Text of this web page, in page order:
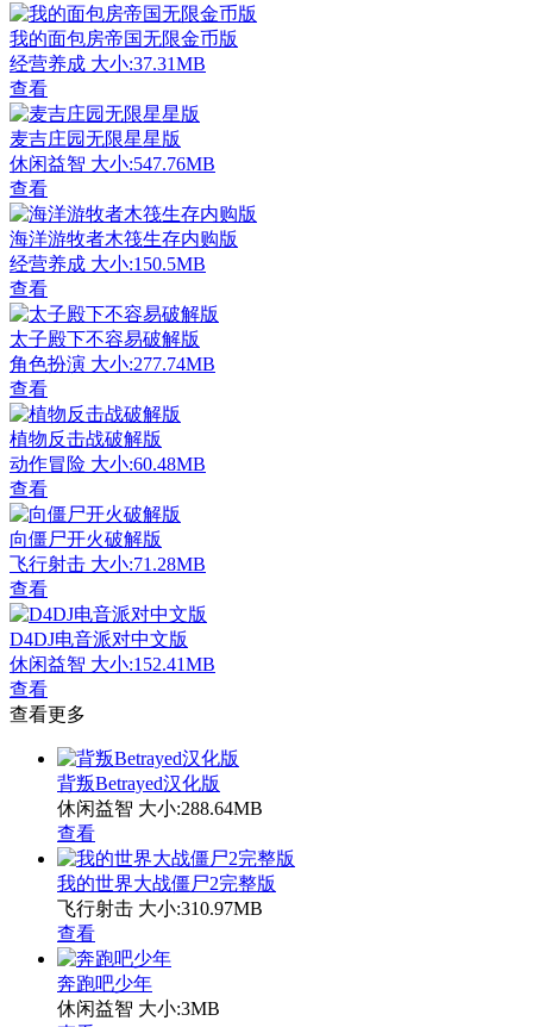
我的面包房帝国无限金币版
经营养成 大小:37.31MB
查看
麦吉庄园无限星星版
休闲益智 大小:547.76MB
查看
海洋游牧者木筏生存内购版
经营养成 大小:150.5MB
查看
太子殿下不容易破解版
角色扮演 大小:277.74MB
查看
植物反击战破解版
动作冒险 大小:60.48MB
查看
向僵尸开火破解版
飞行射击 大小:71.28MB
查看
D4DJ电音派对中文版
休闲益智 大小:152.41MB
查看
查看更多
背叛Betrayed汉化版
休闲益智 大小:288.64MB
查看
我的世界大战僵尸2完整版
飞行射击 大小:310.97MB
查看
奔跑吧少年
休闲益智 大小:3MB